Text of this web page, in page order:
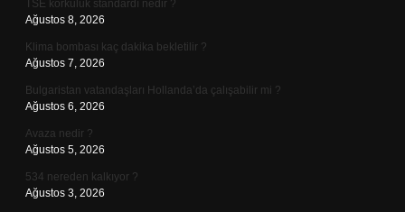
TSE korkuluk standardı nedir ?
Ağustos 8, 2026
Klima bombası kaç dakika bekletilir ?
Ağustos 7, 2026
Bulgaristan vatandaşları Hollanda’da çalışabilir mi ?
Ağustos 6, 2026
Avaza nedir ?
Ağustos 5, 2026
534 nereden kalkıyor ?
Ağustos 3, 2026